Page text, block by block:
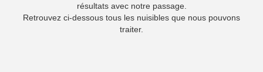
résultats avec notre passage.
Retrouvez ci-dessous tous les nuisibles que nous pouvons
traiter.